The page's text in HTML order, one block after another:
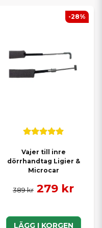
Vajer till inre
dörrhandtag Ligier &
Microcar
389 kr 279 kr
LÄGG I KORGEN
-28%